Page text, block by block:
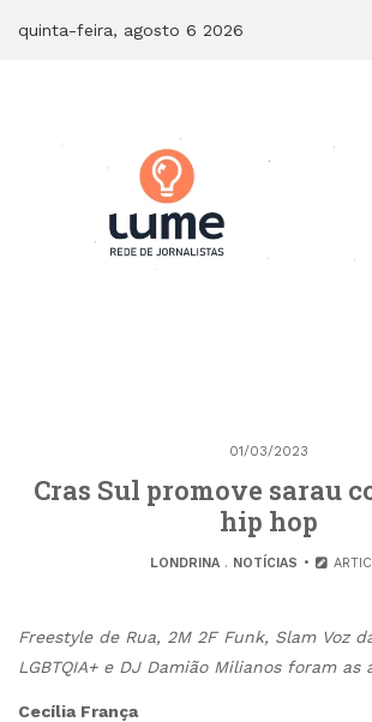
quinta-feira, agosto 6 2026
01/03/2023
Cras Sul promove sarau
hip hop
LONDRINA. NOTÍCIAS
Freestyle de Rua, 2M 2F Funk, Slam Voz
LGBTQIA+ e DJ Damião Milianos foram
Cecília França